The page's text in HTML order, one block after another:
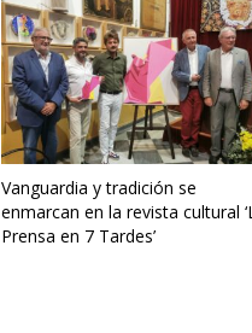
Vanguardia y tradición se
enmarcan en la revista cultural
Prensa en 7 Tardes’